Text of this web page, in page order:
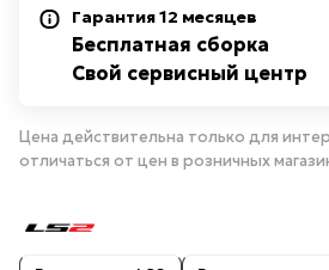
Гарантия 12 месяцев
Бесплатная сборка
Свой сервисный центр
Цена действительна только для
отличаться от цен в розничных